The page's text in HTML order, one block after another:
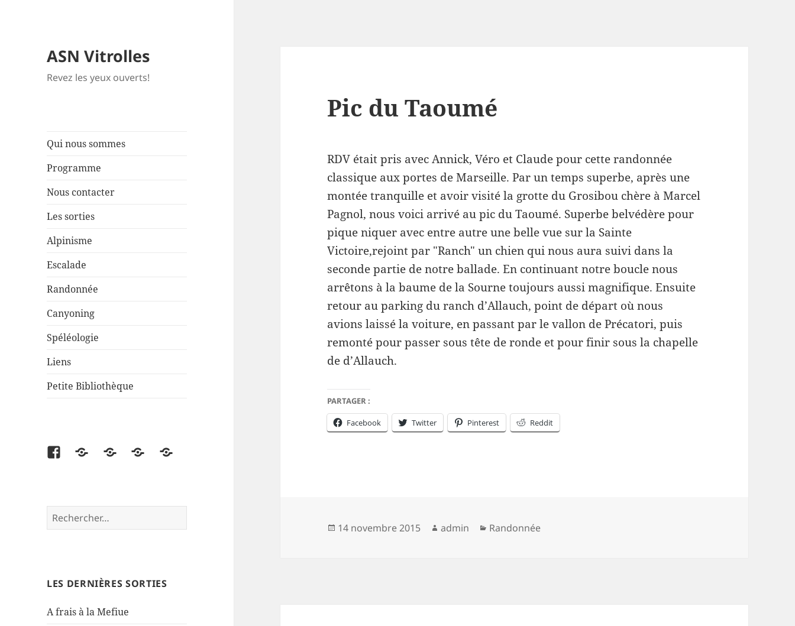
ASN Vitrolles
Revez les yeux ouverts!
Qui nous sommes
Programme
Nous contacter
Les sorties
Alpinisme
Escalade
Randonnée
Canyoning
Spéléologie
Liens
Petite Bibliothèque
FacebookPartenaire
Liens CartesPetite
Rechercher :
LES DERNIÈRES SORTIES
A frais à la Mefiue
Pic du Taoumé
RDV était pris avec Annick, Véro et Claude pour cette randonnée
classique aux portes de Marseille. Par un temps superbe, après une
montée tranquille et avoir visité la grotte du Grosibou chère à Marcel
Pagnol, nous voici arrivé au pic du Taoumé. Superbe belvédère pour
pique niquer avec entre autre une belle vue sur la Sainte
Victoire,rejoint par "Ranch" un chien qui nous aura suivi dans la
seconde partie de notre ballade. En continuant notre boucle nous
arrêtons à la baume de la Sourne toujours aussi magnifique. Ensuite
retour au parking du ranch d’Allauch, point de départ où nous
avions laissé la voiture, en passant par le vallon de Précatori, puis
remonté pour passer sous tête de ronde et pour finir sous la chapelle
de d’Allauch.
PARTAGER :
Facebook Twitter Pinterest Reddit
Publié
14 novembre 2015 Auteur
admin Catégories
Randonnée